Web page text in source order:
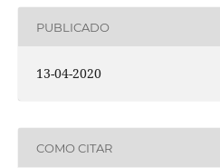
PUBLICADO
13-04-2020
COMO CITAR